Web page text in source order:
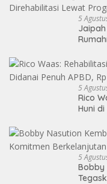
5
Jaipah
5
Rico
Huni di
5
Bobby